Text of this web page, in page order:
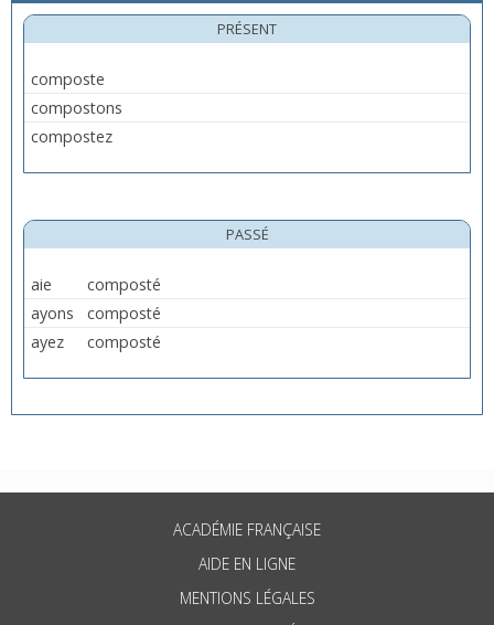
PRÉSENT
composte
compostons
compostez
PASSÉ
aie
composté
ayons
composté
ayez
composté
ACADÉMIE FRANÇAISE
AIDE EN LIGNE
MENTIONS LÉGALES